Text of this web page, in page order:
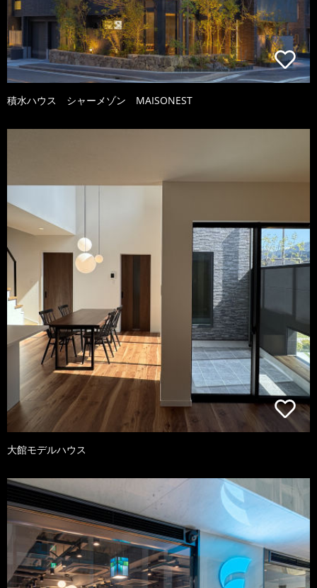
積水ハウス シャーメゾン MAISONEST
大館モデルハウス